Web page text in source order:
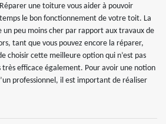
une toiture vous aider à pouvoir
le bon fonctionnement de votre toit. La
peu moins cher par rapport aux travaux de
tant que vous pouvez encore la réparer,
choisir cette meilleure option qui n’est pas
très efficace également. Pour avoir une notion
professionnel, il est important de réaliser